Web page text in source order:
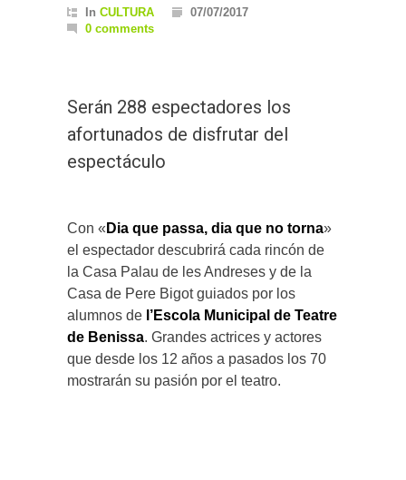
In CULTURA
07/07/2017
0 comments
Serán 288 espectadores los
afortunados de disfrutar del
espectáculo
Con « Dia que passa, dia que no torna»
el espectador descubrirá cada rincón de
la Casa Palau de les Andreses y de la
Casa de Pere Bigot guiados por los
alumnos de l’Escola Municipal de Teatre
de Benissa. Grandes actrices y actores
que desde los 12 años a pasados los 70
mostrarán su pasión por el teatro.